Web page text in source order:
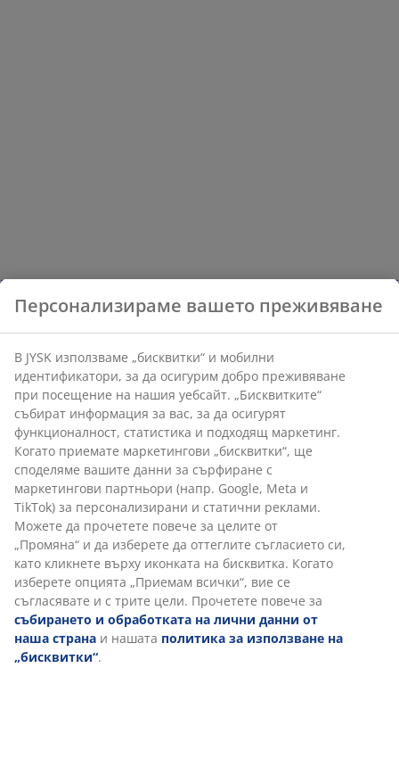
Персонализираме вашето преживяване
В JYSK използваме „бисквитки“ и мобилни
идентификатори, за да осигурим добро преживяване
при посещение на нашия уебсайт. „Бисквитките“
събират информация за вас, за да осигурят
функционалност, статистика и подходящ маркетинг.
Когато приемате маркетингови „бисквитки“, ще
споделяме вашите данни за сърфиране с
маркетингови партньори (напр. Google, Meta и
TikTok) за персонализирани и статични реклами.
Можете да прочетете повече за целите от
„Промяна“ и да изберете да оттеглите съгласието си,
като кликнете върху иконката на бисквитка. Когато
изберете опцията „Приемам всички“, вие се
съгласявате и с трите цели. Прочетете повече за
събирането и обработката на лични данни от
наша страна и нашата политика за използване на
„бисквитки“.